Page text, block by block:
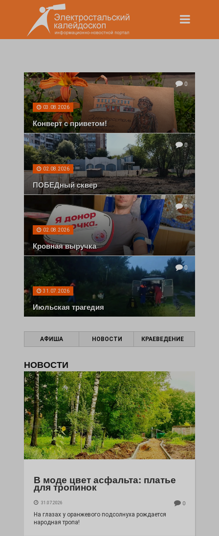
0
03.08.2026
Конверт с приветом!
0
02.08.2026
ПОБЕДный сквер
0
02.08.2026
Кровная выручка
0
31.07.2026
Июльская трагедия
АФИША НОВОСТИ КРАЕВЕДЕНИЕ
НОВОСТИ
В моде цвет асфальта: платье
для тропинок
31.07.2026 0
На глазах у оранжевого подсолнуха рождается
народная тропа!